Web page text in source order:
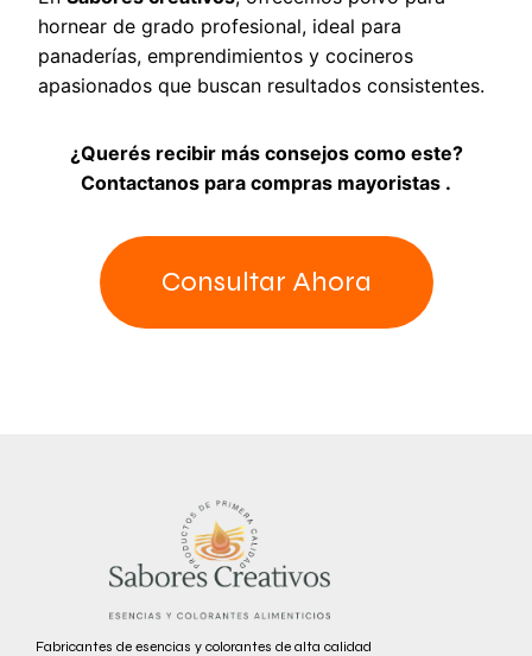
hornear de grado profesional, ideal para
panaderías, emprendimientos y cocineros
apasionados que buscan resultados consistentes.
¿Querés recibir más consejos como este?
Contactanos para compras mayoristas .
Consultar Ahora
Fabricantes de esencias y colorantes de alta calidad